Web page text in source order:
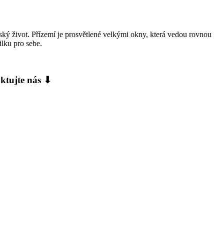
život. Přízemí je prosvětlené velkými okny, která vedou rovnou
pro sebe.
nás ⬇